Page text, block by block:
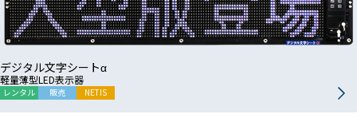
デジタル文字シートα
軽量薄型LED表示器
レンタル 販売 NETIS